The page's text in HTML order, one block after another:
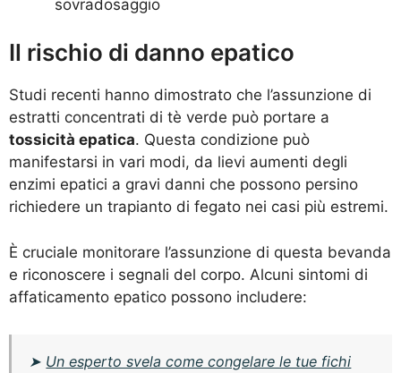
sovradosaggio
Il rischio di danno epatico
Studi recenti hanno dimostrato che l’assunzione di
estratti concentrati di tè verde può portare a
tossicità epatica. Questa condizione può
manifestarsi in vari modi, da lievi aumenti degli
enzimi epatici a gravi danni che possono persino
richiedere un trapianto di fegato nei casi più estremi.
È cruciale monitorare l’assunzione di questa bevanda
e riconoscere i segnali del corpo. Alcuni sintomi di
affaticamento epatico possono includere:
➤ Un esperto svela come congelare le tue fichi